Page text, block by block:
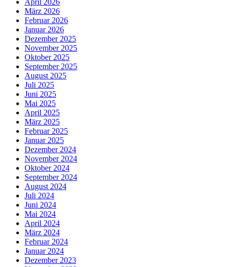
März 2026
Februar 2026
Januar 2026
Dezember 2025
November 2025
Oktober 2025
September 2025
August 2025
Juli 2025
Juni 2025
Mai 2025
April 2025
März 2025
Februar 2025
Januar 2025
Dezember 2024
November 2024
Oktober 2024
September 2024
August 2024
Juli 2024
Juni 2024
Mai 2024
April 2024
März 2024
Februar 2024
Januar 2024
Dezember 2023